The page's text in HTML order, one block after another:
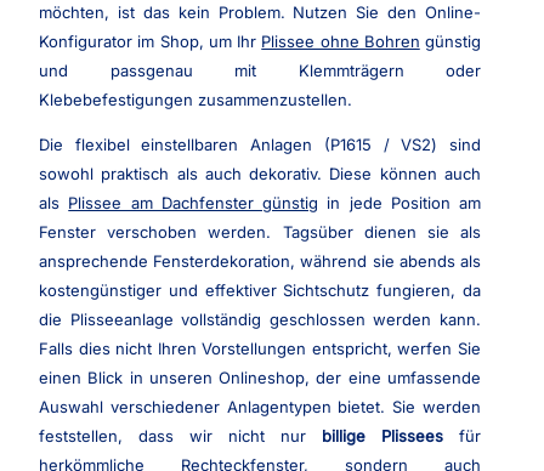
möchten, ist das kein Problem. Nutzen Sie den Online-
Konfigurator im Shop, um Ihr Plissee ohne Bohren günstig
und passgenau mit Klemmträgern oder
Klebebefestigungen zusammenzustellen.
Die flexibel einstellbaren Anlagen (P1615 / VS2) sind
sowohl praktisch als auch dekorativ. Diese können auch
als Plissee am Dachfenster günstig in jede Position am
Fenster verschoben werden. Tagsüber dienen sie als
ansprechende Fensterdekoration, während sie abends als
kostengünstiger und effektiver Sichtschutz fungieren, da
die Plisseeanlage vollständig geschlossen werden kann.
Falls dies nicht Ihren Vorstellungen entspricht, werfen Sie
einen Blick in unseren Onlineshop, der eine umfassende
Auswahl verschiedener Anlagentypen bietet. Sie werden
feststellen, dass wir nicht nur billige Plissees für
herkömmliche Rechteckfenster, sondern auch